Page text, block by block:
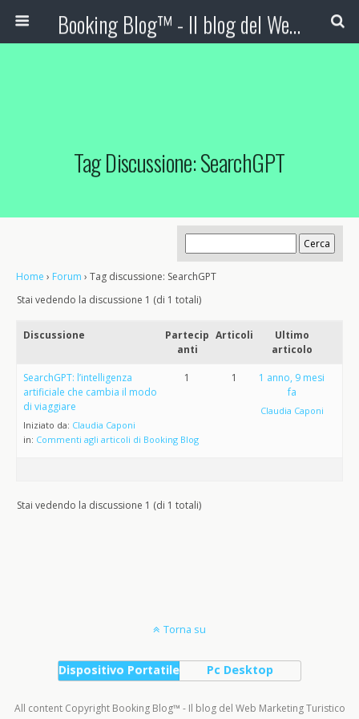
Booking Blog™ - Il blog del Web Marketing Turistico
Tag Discussione: SearchGPT
Home › Forum › Tag discussione: SearchGPT
Stai vedendo la discussione 1 (di 1 totali)
Discussione
Partecip
anti
Articoli
Ultimo
articolo
SearchGPT: l’intelligenza
artificiale che cambia il modo
di viaggiare
Iniziato da: Claudia Caponi
in: Commenti agli articoli di Booking Blog
1 1
1 anno, 9 mesi
fa
Claudia Caponi
Stai vedendo la discussione 1 (di 1 totali)
Torna su
Dispositivo Portatile Pc Desktop
All content Copyright Booking Blog™ - Il blog del Web Marketing Turistico